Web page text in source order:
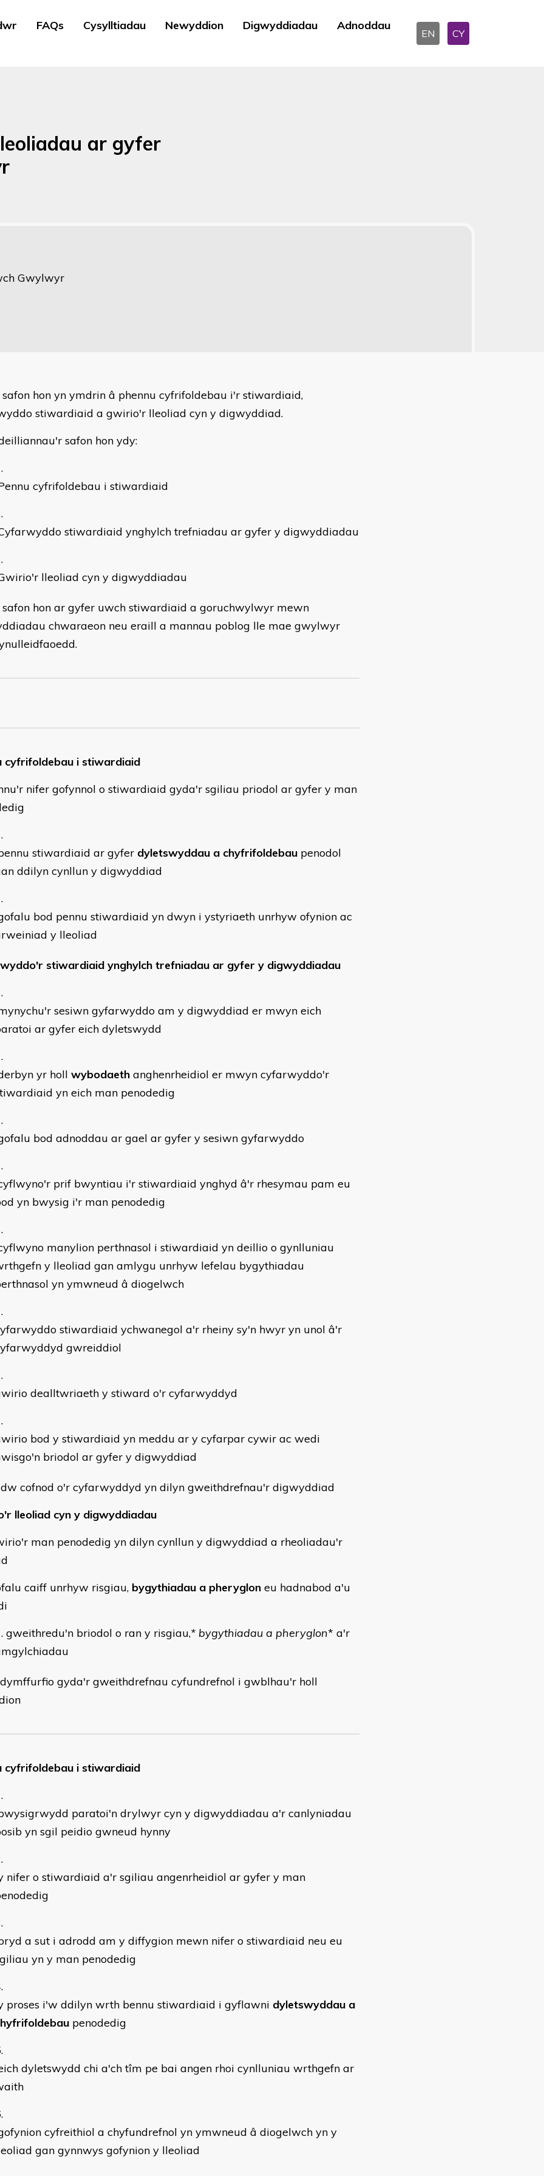
FAQs Cysylltiadau Newyddion Digwyddiadau Adnoddau
EN CY
ar gyfer
Gwylwyr
hon yn ymdrin â phennu cyfrifoldebau i'r stiwardiaid,
stiwardiaid a gwirio'r lleoliad cyn y digwyddiad.
safon hon ydy:
cyfrifoldebau i stiwardiaid
stiwardiaid ynghylch trefniadau ar gyfer y digwyddiadau
lleoliad cyn y digwyddiadau
safon hon ar gyfer uwch stiwardiaid a goruchwylwyr mewn
chwaraeon neu eraill a mannau poblog lle mae gwylwyr
cyfrifoldebau i stiwardiaid
nifer gofynnol o stiwardiaid gyda'r sgiliau priodol ar gyfer y man
stiwardiaid ar gyfer dyletswyddau a chyfrifoldebau penodol
ddilyn cynllun y digwyddiad
bod pennu stiwardiaid yn dwyn i ystyriaeth unrhyw ofynion ac
y lleoliad
stiwardiaid ynghylch trefniadau ar gyfer y digwyddiadau
sesiwn gyfarwyddo am y digwyddiad er mwyn eich
ar gyfer eich dyletswydd
yr holl wybodaeth anghenrheidiol er mwyn cyfarwyddo'r
yn eich man penodedig
bod adnoddau ar gael ar gyfer y sesiwn gyfarwyddo
prif bwyntiau i'r stiwardiaid ynghyd â'r rhesymau pam eu
yn bwysig i'r man penodedig
manylion perthnasol i stiwardiaid yn deillio o gynlluniau
y lleoliad gan amlygu unrhyw lefelau bygythiadau
yn ymwneud â diogelwch
stiwardiaid ychwanegol a'r rheiny sy'n hwyr yn unol â'r
gwreiddiol
dealltwriaeth y stiward o'r cyfarwyddyd
bod y stiwardiaid yn meddu ar y cyfarpar cywir ac wedi
briodol ar gyfer y digwyddiad
cofnod o'r cyfarwyddyd yn dilyn gweithdrefnau'r digwyddiad
lleoliad cyn y digwyddiadau
man penodedig yn dilyn cynllun y digwyddiad a rheoliadau'r
caiff unrhyw risgiau, bygythiadau a pheryglon eu hadnabod a'u
gweithredu'n briodol o ran y risgiau,* bygythiadau a pheryglon* a'r
gyda'r gweithdrefnau cyfundrefnol i gwblhau'r holl
cyfrifoldebau i stiwardiaid
paratoi'n drylwyr cyn y digwyddiadau a'r canlyniadau
yn sgil peidio gwneud hynny
nifer o stiwardiaid a'r sgiliau angenrheidiol ar gyfer y man
a sut i adrodd am y diffygion mewn nifer o stiwardiaid neu eu
yn y man penodedig
proses i'w ddilyn wrth bennu stiwardiaid i gyflawni dyletswyddau a
penodedig
dyletswydd chi a'ch tîm pe bai angen rhoi cynlluniau wrthgefn ar
cyfreithiol a chyfundrefnol yn ymwneud â diogelwch yn y
gan gynnwys gofynion y lleoliad